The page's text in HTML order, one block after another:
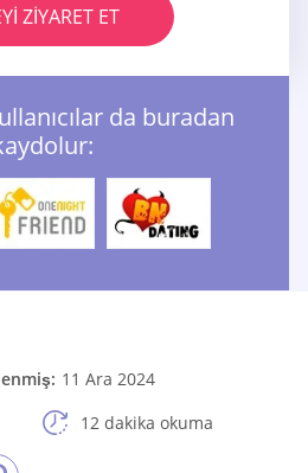
ZIYARET ET
da buradan
11 Ara 2024
12 dakika okuma